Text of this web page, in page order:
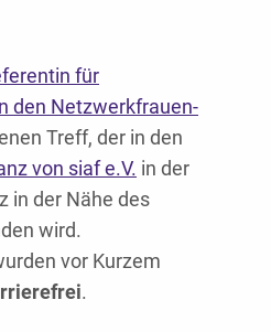
für
den Netzwerkfrauen-
Treff, der in den
von siaf e.V. in der
in der Nähe des
wird.
vor Kurzem
.